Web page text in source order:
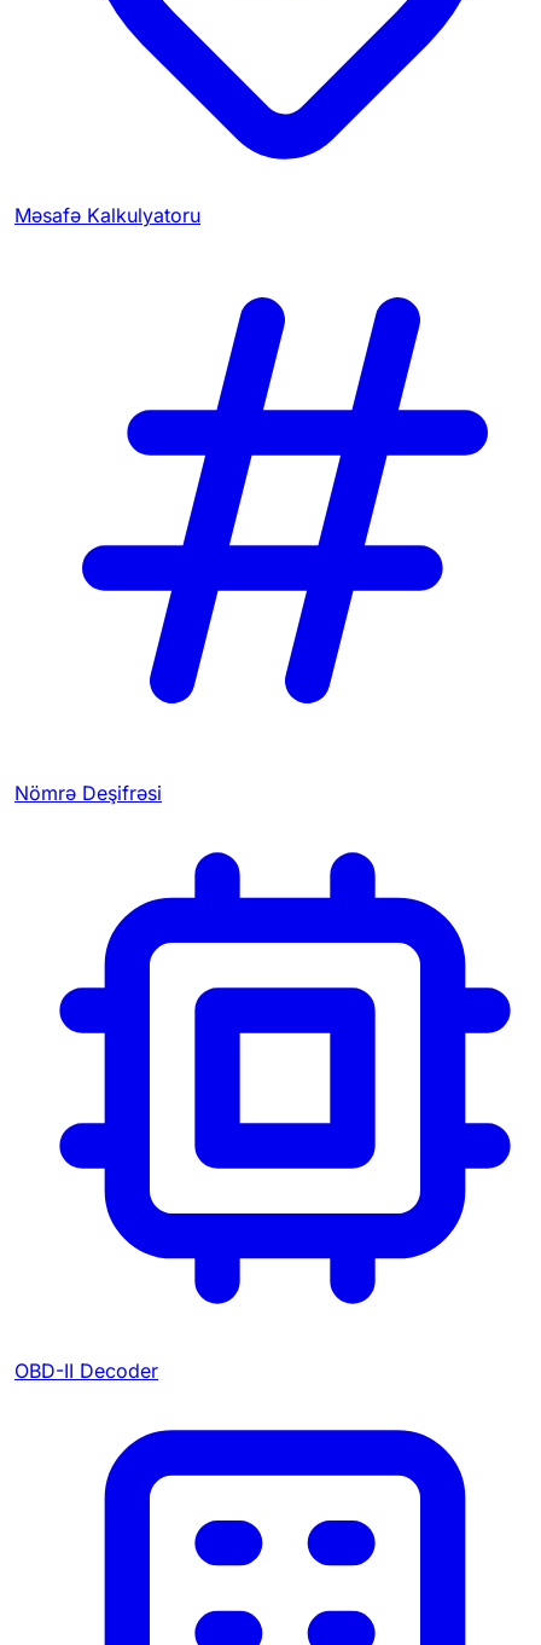
Məsafə Kalkulyatoru
Nömrə Deşifrəsi
OBD-II Decoder